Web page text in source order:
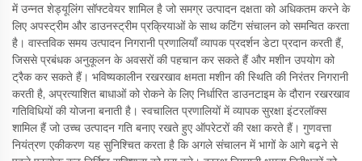
में उन्नत शेड्यूलिंग सॉफ्टवेयर शामिल है जो समग्र उत्पादन दक्षता को अधिकतम करने के
लिए अपस्ट्रीम और डाउनस्ट्रीम प्रक्रियाओं के साथ कटिंग संचालन को समन्वित करता
है। वास्तविक समय उत्पादन निगरानी प्रणालियाँ व्यापक प्रदर्शन डेटा प्रदान करती हैं,
जिससे प्रबंधक अनुकूलन के अवसरों की पहचान कर सकते हैं और मशीन उपयोग को
ट्रैक कर सकते हैं। भविष्यकालीन रखरखाव क्षमता मशीन की स्थिति की निरंतर निगरानी
करती है, अप्रत्याशित बाधाओं को रोकने के लिए निर्धारित डाउनटाइम के दौरान रखरखाव
गतिविधियों की योजना बनाती है। स्वचालित प्रणालियों में व्यापक सुरक्षा इंटरलॉक्स
शामिल हैं जो उच्च उत्पादन गति बनाए रखते हुए ऑपरेटरों की रक्षा करते हैं। गुणवत्ता
नियंत्रण एकीकरण यह सुनिश्चित करता है कि अगले संचालन में भागों के आगे बढ़ने से